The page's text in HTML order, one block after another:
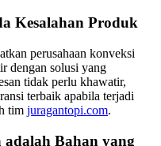
Kesalahan Produk
perusahaan konveksi
dengan solusi yang
tidak perlu khawatir,
terbaik apabila terjadi
tim juragantopi.com.
Bahan yang